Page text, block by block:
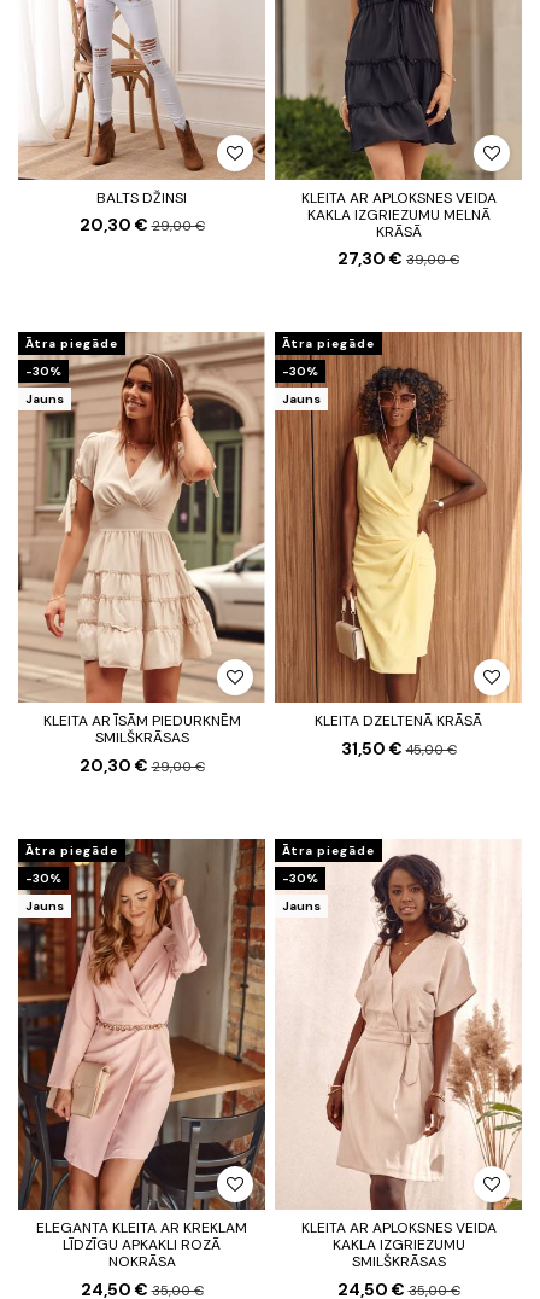
BALTS DŽINSI
20,30 €29,00 €
KLEITA AR APLOKSNES VEIDA
KAKLA IZGRIEZUMU MELNĀ
KRĀSĀ
27,30 € 39,00 €
Ātra piegāde
-30%
Jauns
KLEITA AR ĪSĀM PIEDURKNĒM
SMILŠKRĀSAS
20,30 €29,00 €
Ātra piegāde
-30%
Jauns
KLEITA DZELTENĀ KRĀSĀ
31,50 €45,00 €
Ātra piegāde
-30%
Jauns
ELEGANTA KLEITA AR KREKLAM
LĪDZĪGU APKAKLI ROZĀ
NOKRĀSA
24,50 €35,00 €
Ātra piegāde
-30%
Jauns
KLEITA AR APLOKSNES VEIDA
KAKLA IZGRIEZUMU
SMILŠKRĀSAS
24,50 €35,00 €